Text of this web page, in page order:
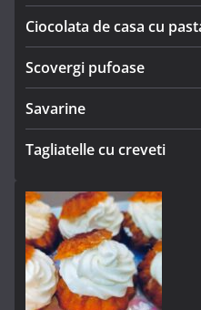
Ciocolata de casa cu
Scovergi pufoase
Savarine
Tagliatelle cu creveti